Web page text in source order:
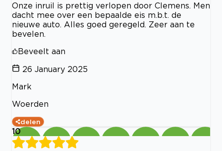
Onze inruil is prettig verlopen door Clemens. Men
dacht mee over een bepaalde eis m.b.t. de
nieuwe auto. Alles goed geregeld. Zeer aan te
bevelen.
Beveelt aan
26 January 2025
Mark
Woerden
delen
10